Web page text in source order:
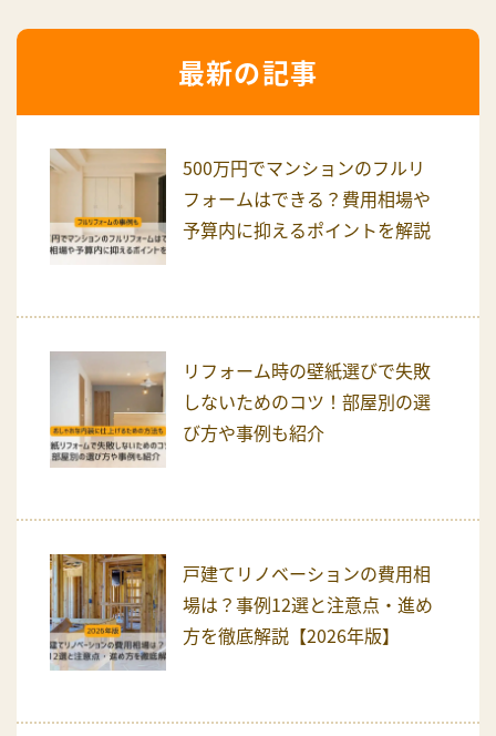
最新の記事
500万円でマンションのフルリ
フォームはできる？費用相場や
予算内に抑えるポイントを解説
リフォーム時の壁紙選びで失敗
しないためのコツ！部屋別の選
び方や事例も紹介
戸建てリノベーションの費用相
場は？事例12選と注意点・進め
方を徹底解説【2026年版】